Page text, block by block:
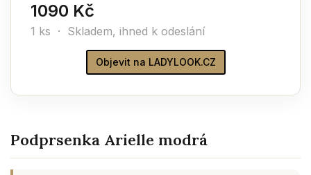
1090 Kč
1 ks · Skladem, ihned k odeslání
Objevit na LADYLOOK.CZ
Podprsenka Arielle modrá